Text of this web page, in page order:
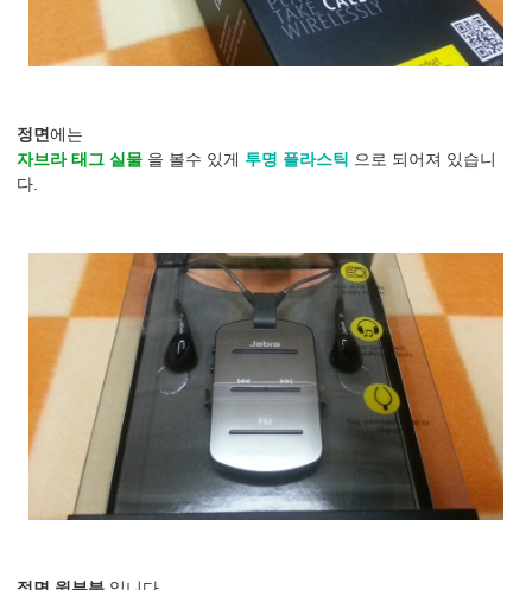
정면에는
자브라 태그 실물 을 볼수 있게 투명 플라스틱 으로 되어져 있습니
다.